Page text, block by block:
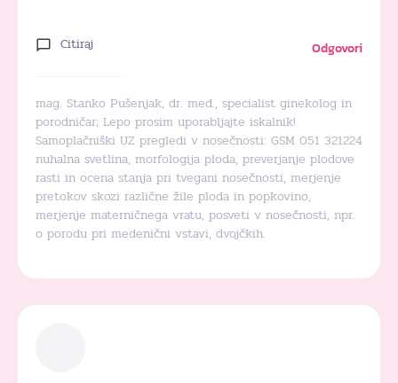
Citiraj Odgovori
mag. Stanko Pušenjak, dr. med., specialist ginekolog in
porodničar; Lepo prosim uporabljajte iskalnik!
Samoplačniški UZ pregledi v nosečnosti: GSM 051 321224
nuhalna svetlina, morfologija ploda, preverjanje plodove
rasti in ocena stanja pri tvegani nosečnosti, merjenje
pretokov skozi različne žile ploda in popkovino,
merjenje materničnega vratu, posveti v nosečnosti, npr.
o porodu pri medenični vstavi, dvojčkih.